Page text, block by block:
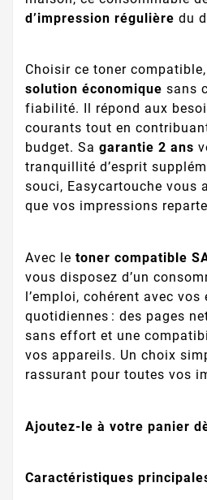
d’impression régulière du
Choisir ce toner
solution économique sans
fiabilité. Il répond aux
courants tout en
budget. Sa garantie 2 ans
tranquillité d’esprit
souci, Easycartouche vous
que vos impressions
Avec le toner compatible
vous disposez d’un
l’emploi, cohérent avec vos
quotidiennes : des pages
sans effort et une
vos appareils. Un choix
rassurant pour toutes vos
Ajoutez-le à votre panier
Caractéristiques